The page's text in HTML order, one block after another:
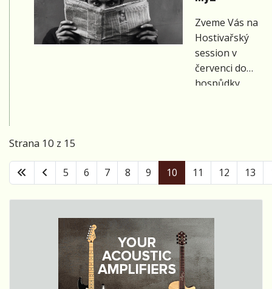
Zveme Vás na
Hostivařský
session v
červenci do
hospůdky
Kouba).
Strana 10 z 15
5 6 7 8 9 10 11 12 13